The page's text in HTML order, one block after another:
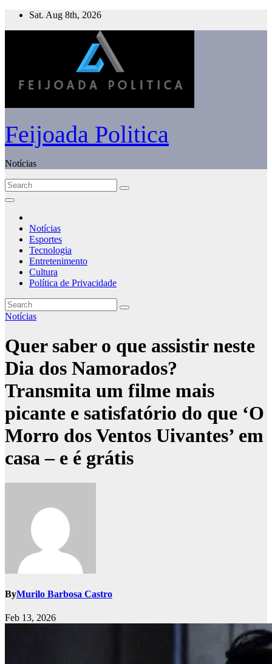
Skip
Sat. Aug 8th, 2026
Feijoada Politica
Notícias
Notícias
Esportes
Tecnologia
Entretenimento
Cultura
Política de Privacidade
Notícias
Quer saber o que assistir neste
Dia dos Namorados?
Transmita um filme mais
picante e satisfatório do que ‘O
Morro dos Ventos Uivantes’ em
casa – e é grátis
ByMurilo Barbosa Castro
Feb 13, 2026